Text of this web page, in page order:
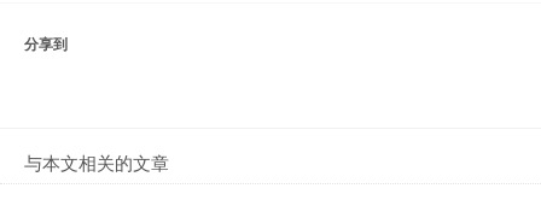
分享到
与本文相关的文章